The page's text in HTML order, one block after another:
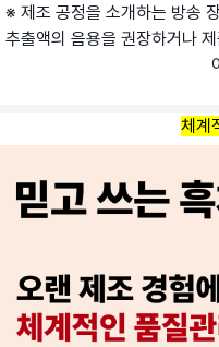
※ 제조 공정을 소개하는 방송
추출액의 음용을 권장하거나
체계